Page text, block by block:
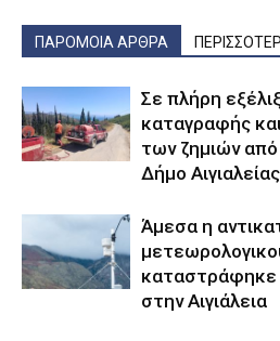
ΠΑΡΟΜΟΙΑ ΑΡΘΡΑ
Σε πλήρη
καταγραφής
των ζημιών
Δήμο Αιγιαλείας
Άμεσα η
καταστράφηκε
στην Αιγιάλεια